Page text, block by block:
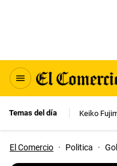
Temas del día Keiko
El Comercio · Politica ·